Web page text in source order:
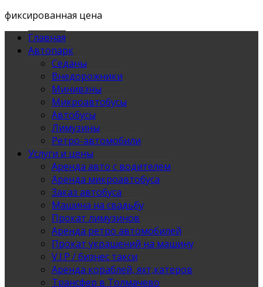
фиксированная цена
Главная
Автопарк
Седаны
Внедорожники
Минивэны
Микроавтобусы
Автобусы
Лимузины
Ретро-автомобили
Услуги и цены
Аренда авто с водителем
Аренда микроавтобуса
Заказ автобуса
Машина на свадьбу
Прокат лимузинов
Аренда ретро автомобилей
Прокат украшений на машину
V.I.P / бизнес такси
Аренда кораблей, яхт,катеров
Трансфер в Толмачево